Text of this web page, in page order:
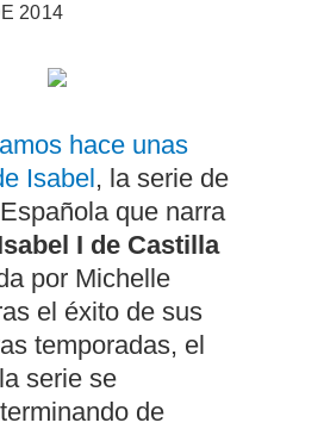
2014
hace unas
Isabel, la serie de
que narra
I de Castilla
por Michelle
el éxito de sus
temporadas, el
serie se
de